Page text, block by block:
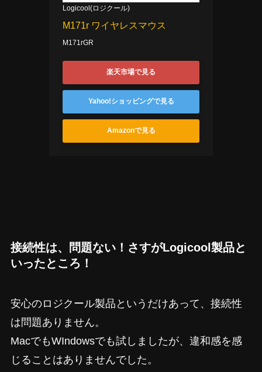
Logicool(ロジクール)
M171r ワイヤレスマウス
M171rGR
楽天市場で見る
Yahoo!ショッピングで見る
Amazonで見る
接続性は、問題ない！さすがLogicool製品と
いったところ！
安心のロジクール製品というだけあって、接続性
は問題ありません。
MacでもWIndowsでも試しましたが、違和感を感
じることはありませんでした。